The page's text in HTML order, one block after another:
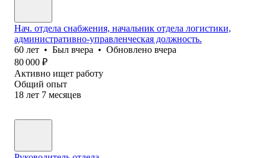
Нач. отдела снабжения, начальник отдела логистики,
административно-управленческая должность.
60 лет • Был вчера • Обновлено вчера
80 000 ₽
Активно ищет работу
Общий опыт
18 лет 7 месяцев